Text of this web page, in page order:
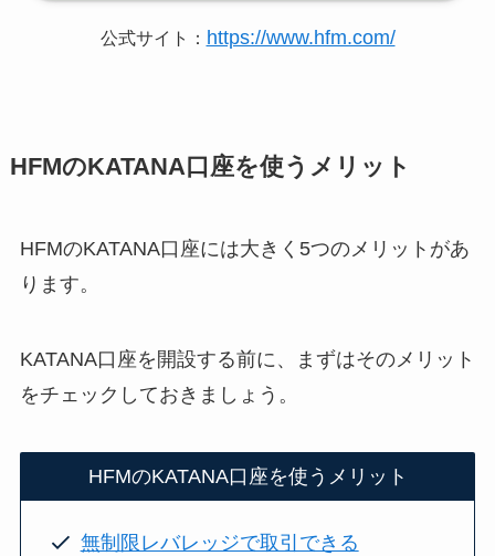
公式サイト： https://www.hfm.com/
HFMのKATANA口座を使うメリット
HFMのKATANA口座には大きく5つのメリットがあ
ります。
KATANA口座を開設する前に、まずはそのメリット
をチェックしておきましょう。
HFMのKATANA口座を使うメリット
無制限レバレッジで取引できる